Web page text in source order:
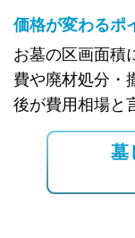
価格が変わるポ
お墓の区画面積
費や廃材処分・
後が費用相場と
墓